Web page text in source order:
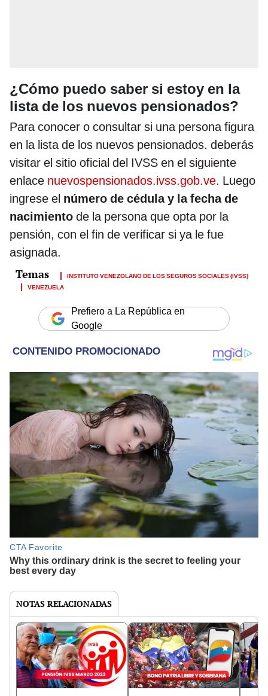
¿Cómo puedo saber si estoy en la
lista de los nuevos pensionados?
Para conocer o consultar si una persona figura
en la lista de los nuevos pensionados. deberás
visitar el sitio oficial del IVSS en el siguiente
enlace nuevospensionados.ivss.gob.ve. Luego
ingrese el número de cédula y la fecha de
nacimiento de la persona que opta por la
pensión, con el fin de verificar si ya le fue
asignada.
INSTITUTO VENEZOLANO DE LOS SEGUROS SOCIALES (IVSS)
VENEZUELA
Prefiero a La República en
Google
NOTAS RELACIONADAS